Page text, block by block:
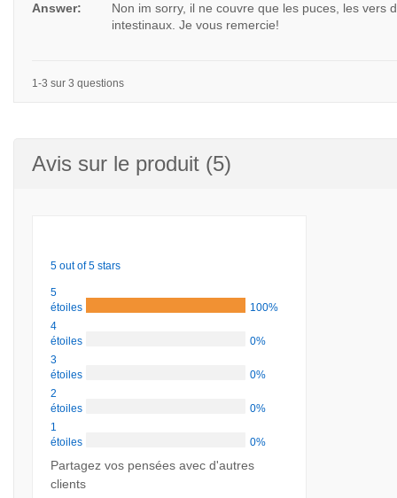
Answer:
Non im sorry, il ne couvre que les puces, les vers
intestinaux. Je vous remercie!
1-3 sur 3 questions
Avis sur le produit (5)
5 out of 5 stars
5
étoiles
100%
4
étoiles
0%
3
étoiles
0%
2
étoiles
0%
1
étoiles
0%
Partagez vos pensées avec d'autres
clients